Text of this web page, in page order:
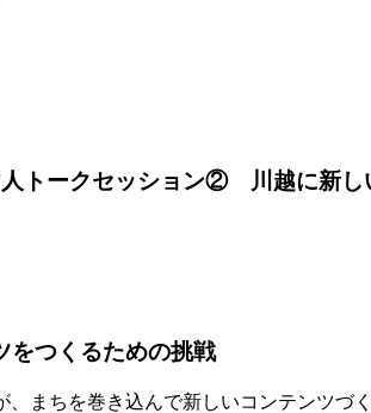
人トークセッション② 川越に新し
をつくるための挑戦
、まちを巻き込んで新しいコンテンツづ